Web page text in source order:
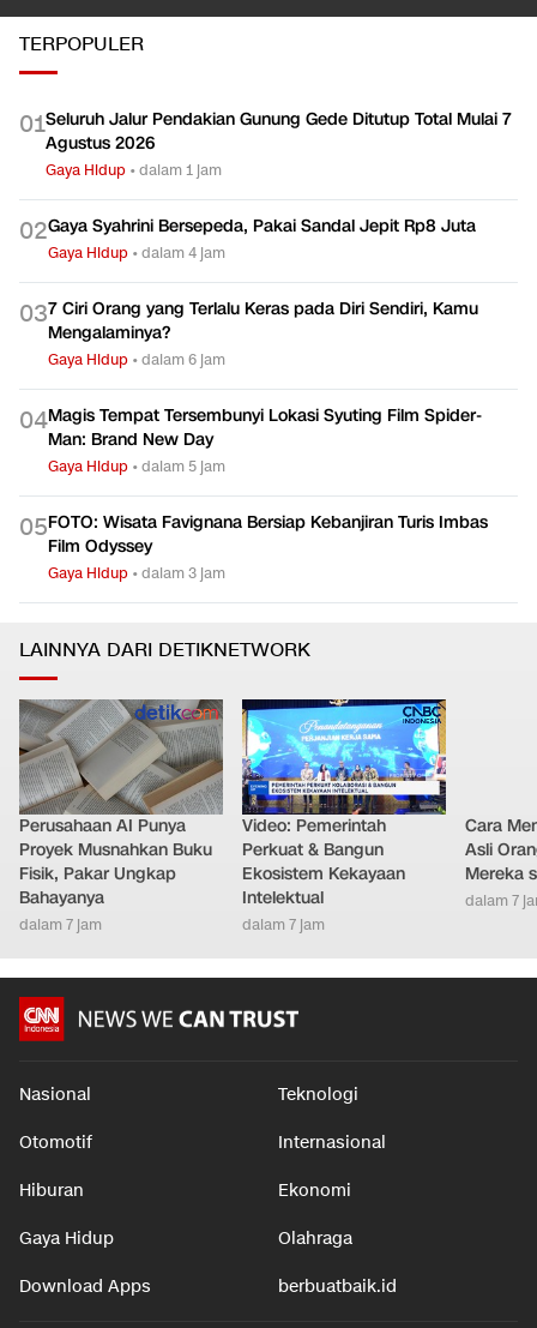
TERPOPULER
01Seluruh Jalur Pendakian Gunung Gede Ditutup Total Mulai 7
Agustus 2026
Gaya Hidup •dalam 1 jam
02Gaya Syahrini Bersepeda, Pakai Sandal Jepit Rp8 Juta
Gaya Hidup •dalam 4 jam
037 Ciri Orang yang Terlalu Keras pada Diri Sendiri, Kamu
Mengalaminya?
Gaya Hidup •dalam 6 jam
04Magis Tempat Tersembunyi Lokasi Syuting Film Spider-
Man: Brand New Day
Gaya Hidup •dalam 5 jam
05FOTO: Wisata Favignana Bersiap Kebanjiran Turis Imbas
Film Odyssey
Gaya Hidup •dalam 3 jam
LAINNYA DARI DETIKNETWORK
Perusahaan AI Punya
Proyek Musnahkan Buku
Fisik, Pakar Ungkap
Bahayanya
dalam 7 jam
Video: Pemerintah
Perkuat & Bangun
Ekosistem Kekayaan
Intelektual
dalam 7 jam
Cara
Asli
Mereka
dalam 7
Nasional Teknologi
Otomotif Internasional
Hiburan Ekonomi
Gaya Hidup Olahraga
Download Apps berbuatbaik.id